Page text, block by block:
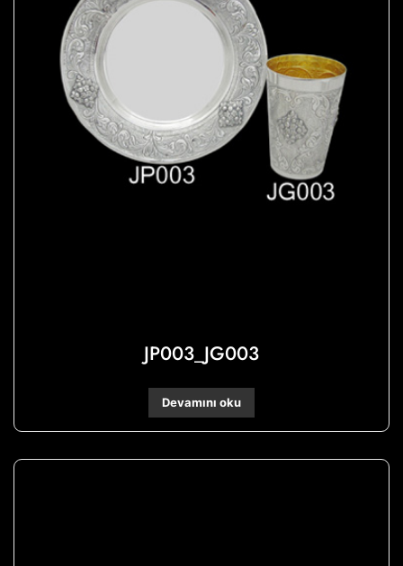
JP003_JG003
Devamını oku